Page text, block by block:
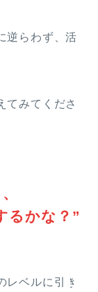
逆らわず、活
てみてくださ
るかな？”
レベルに引き
”英語
ラム
レー